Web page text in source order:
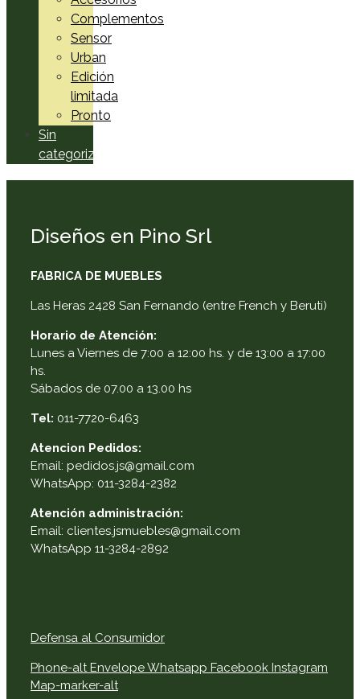
Complementos
Sensor
Urban
Edición
limitada
Pronto
Sin
categorizar
Diseños en Pino Srl
FABRICA DE MUEBLES
Las Heras 2428 San Fernando (entre French y Beruti)
Horario de Atención:
Lunes a Viernes de 7:00 a 12:00 hs. y de 13:00 a 17:00
hs.
Sábados de 07.00 a 13.00 hs
Tel: 011-7720-6463
Atencion Pedidos:
Email: pedidos.js@gmail.com
WhatsApp: 011-3284-2382
Atención administración:
Email: clientes.jsmuebles@gmail.com
WhatsApp 11-3284-2892
Defensa al Consumidor
Phone-alt EnvelopeWhatsapp Facebook Instagram
Map-marker-alt